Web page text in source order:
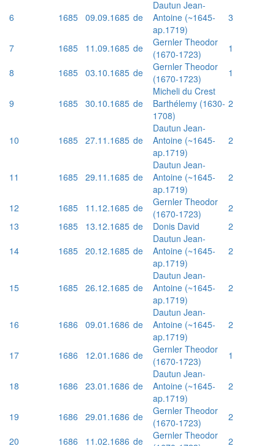
6 1685 09.09.1685 de
Dautun Jean-
Antoine (~1645-
ap.1719)
3
7 1685 11.09.1685 de
Gernler Theodor
(1670-1723)
1
8
1685 03.10.1685 de
Gernler Theodor
(1670-1723)
1
9 1685 30.10.1685 de
Micheli du Crest
Barthélemy (1630-
1708)
2
10 1685 27.11.1685 de
Dautun Jean-
Antoine (~1645-
ap.1719)
2
11 1685 29.11.1685 de
Dautun Jean-
Antoine (~1645-
ap.1719)
2
12 1685 11.12.1685 de
Gernler Theodor
(1670-1723)
2
13
1685 13.12.1685 de Donis David
2
14
1685 20.12.1685 de
Dautun Jean-
Antoine (~1645-
ap.1719)
2
15 1685 26.12.1685 de
Dautun Jean-
Antoine (~1645-
ap.1719)
2
16 1686 09.01.1686 de
Dautun Jean-
Antoine (~1645-
ap.1719)
2
17 1686 12.01.1686 de
Gernler Theodor
(1670-1723)
1
18 1686 23.01.1686 de
Dautun Jean-
Antoine (~1645-
ap.1719)
2
19 1686 29.01.1686 de
Gernler Theodor
(1670-1723)
2
20
1686 11.02.1686 de
Gernler Theodor
2